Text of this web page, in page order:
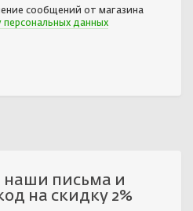
сообщений от магазина
персональных данных
наши письма и
на скидку 2%